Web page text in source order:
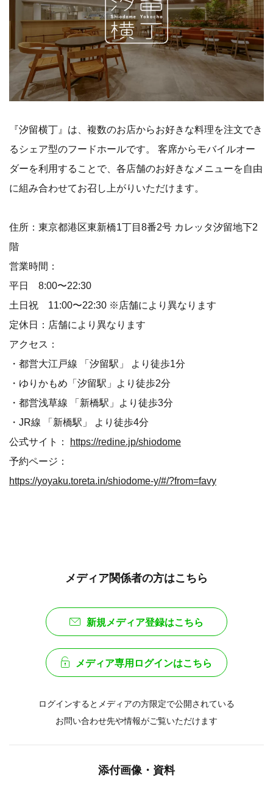
『汐留横丁』は、複数のお店からお好きな料理を注文でき
るシェア型のフードホールです。 客席からモバイルオー
ダーを利用することで、各店舗のお好きなメニューを自由
に組み合わせてお召し上がりいただけます。
住所：東京都港区東新橋1丁目8番2号 カレッタ汐留地下2
階
営業時間：
平日 8:00〜22:30
土日祝 11:00〜22:30 ※店舗により異なります
定休日：店舗により異なります
アクセス：
・都営大江戸線 「汐留駅」 より徒歩1分
・ゆりかもめ「汐留駅」より徒歩2分
・都営浅草線 「新橋駅」より徒歩3分
・JR線 「新橋駅」 より徒歩4分
公式サイト： https://redine.jp/shiodome
予約ページ：
https://yoyaku.toreta.in/shiodome-y/#/?from=favy
メディア関係者の方はこちら
新規メディア登録はこちら
メディア専用ログインはこちら
ログインするとメディアの方限定で公開されている
お問い合わせ先や情報がご覧いただけます
添付画像・資料